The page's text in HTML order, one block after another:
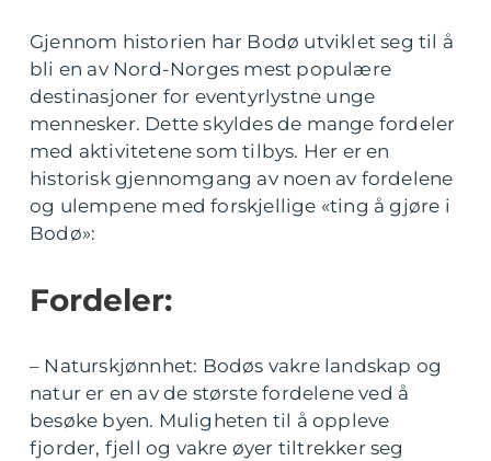
Gjennom historien har Bodø utviklet seg til å
bli en av Nord-Norges mest populære
destinasjoner for eventyrlystne unge
mennesker. Dette skyldes de mange fordeler
med aktivitetene som tilbys. Her er en
historisk gjennomgang av noen av fordelene
og ulempene med forskjellige «ting å gjøre i
Bodø»:
Fordeler:
– Naturskjønnhet: Bodøs vakre landskap og
natur er en av de største fordelene ved å
besøke byen. Muligheten til å oppleve
fjorder, fjell og vakre øyer tiltrekker seg